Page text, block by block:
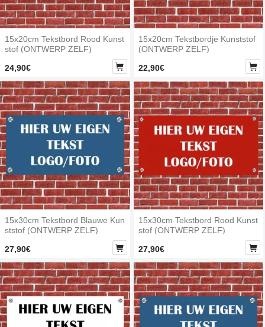
15x20cm Tekstbord Rood Kunst
stof (ONTWERP ZELF)
24,90€

15x20cm Tekstbordje Kunststof
(ONTWERP ZELF)
22,90€

15x30cm Tekstbord Blauwe Kun
ststof (ONTWERP ZELF)
27,90€

15x30cm Tekstbord Rood Kunst
stof (ONTWERP ZELF)
27,90€
